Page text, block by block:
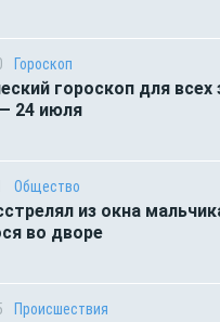
Гороскоп
гороскоп для всех
24 июля
Общество
из окна
во дворе
Происшествия